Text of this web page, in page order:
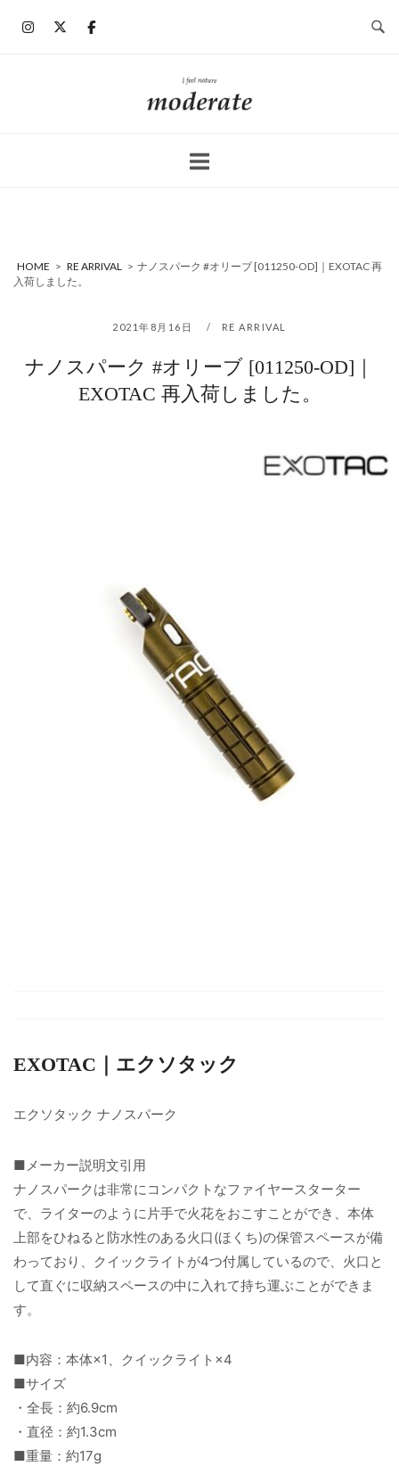
ホ
ー
HOME > RE ARRIVAL > ナノスパーク #オリーブ [011250-OD]｜EXOTAC 再
入荷しました。
2021年8月16日 RE ARRIVAL
ナノスパーク #オリーブ [011250-OD]｜
EXOTAC 再入荷しました。
EXOTAC｜エクソタック
エクソタック ナノスパーク
■メーカー説明文引用
ナノスパークは非常にコンパクトなファイヤースターター
で、ライターのように片手で火花をおこすことができ、本体
上部をひねると防水性のある火口(ほくち)の保管スペースが備
わっており、クイックライトが4つ付属しているので、火口と
して直ぐに収納スペースの中に入れて持ち運ぶことができま
す。
■内容：本体×1、クイックライト×4
■サイズ
・全長：約6.9cm
・直径：約1.3cm
■重量：約17g